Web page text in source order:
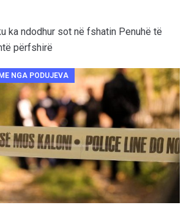
ka ndodhur sot në fshatin Penuhë të
përfshirë
NGA PODUJEVA